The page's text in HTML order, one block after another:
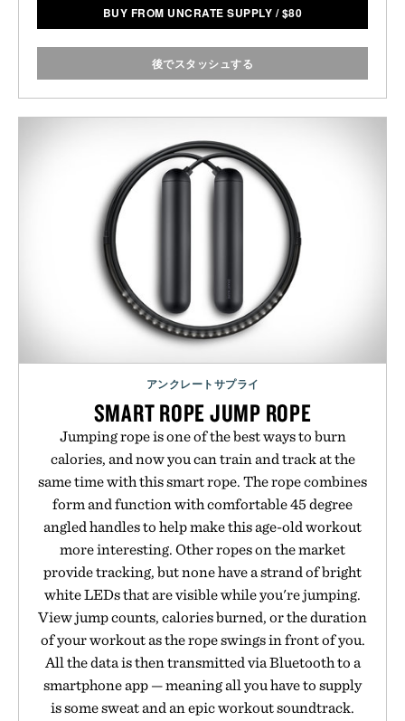
BUY FROM UNCRATE SUPPLY /$80
後でスタッシュする
アンクレートサプライ
SMART ROPE JUMP ROPE
Jumping rope is one of the best ways to burn
calories, and now you can train and track at the
same time with this smart rope. The rope combines
form and function with comfortable 45 degree
angled handles to help make this age-old workout
more interesting. Other ropes on the market
provide tracking, but none have a strand of bright
white LEDs that are visible while you're jumping.
View jump counts, calories burned, or the duration
of your workout as the rope swings in front of you.
All the data is then transmitted via Bluetooth to a
smartphone app — meaning all you have to supply
is some sweat and an epic workout soundtrack.